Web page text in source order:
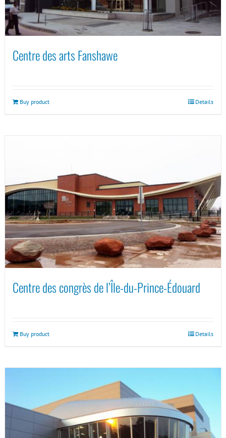
Centre des arts Fanshawe
Buy product Details
Centre des congrès de l’Île-du-Prince-Édouard
Buy product Details